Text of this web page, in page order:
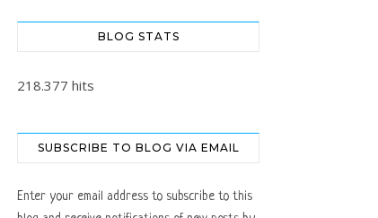
BLOG STATS
218.377 hits
SUBSCRIBE TO BLOG VIA EMAIL
Enter your email address to subscribe to this